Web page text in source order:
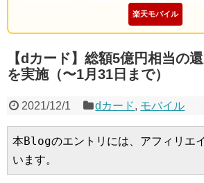
楽天モバイル
【dカード】総額5億円相当の
を実施（〜1月31日まで）
2021/12/1 dカード, モバイル
本Blogのエントリには、アフィリエ
います。